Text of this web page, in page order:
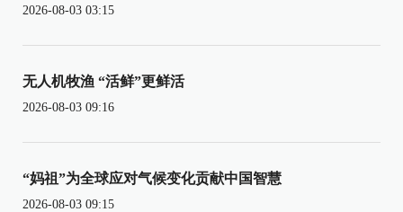
2026-08-03 03:15
无人机牧渔 “活鲜”更鲜活
2026-08-03 09:16
“妈祖”为全球应对气候变化贡献中国智慧
2026-08-03 09:15